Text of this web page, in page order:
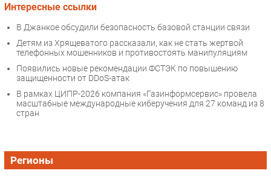
Интересные ссылки
В Джанкое обсудили безопасность базовой станции связи
Детям из Хрящеватого рассказали, как не стать жертвой
телефонных мошенников и противостоять манипуляциям
Появились новые рекомендации ФСТЭК по повышению
защищенности от DDoS-атак
В рамках ЦИПР-2026 компания «Газинформсервис» провела
масштабные международные киберучения для 27 команд из 8
стран
Регионы